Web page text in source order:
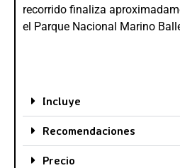
recorrido finaliza
el Parque Nacional Marino
Incluye
Recomendaciones
Precio